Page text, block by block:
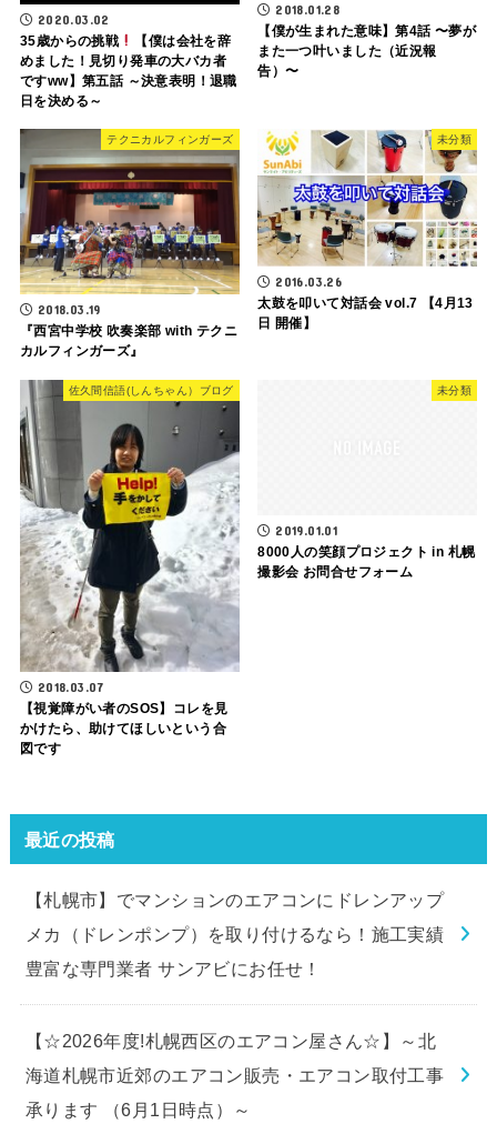
2020.03.02
35歳からの挑戦
【僕は会社を辞
めました！見切り発車の大バカ者
ですww】第五話 ～決意表明！退職
日を決める～
2018.01.28
【僕が生まれた意味】第4話 〜夢が
また一つ叶いました（近況報
告）〜
テクニカルフィンガーズ
2018.03.19
『西宮中学校 吹奏楽部 with テクニ
カルフィンガーズ』
未分類
2016.03.26
太鼓を叩いて対話会 vol.7 【4月13
日 開催】
佐久間信語(しんちゃん）ブログ
2018.03.07
【視覚障がい者のSOS】コレを見
かけたら、助けてほしいという合
図です
未分類
2019.01.01
8000人の笑顔プロジェクト in 札幌
撮影会 お問合せフォーム
最近の投稿
【札幌市】でマンションのエアコンにドレンアップ
メカ（ドレンポンプ）を取り付けるなら！施工実績
豊富な専門業者 サンアビにお任せ！
【☆2026年度!札幌西区のエアコン屋さん☆】～北
海道札幌市近郊のエアコン販売・エアコン取付工事
承ります （6月1日時点）～